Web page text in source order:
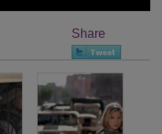
Share